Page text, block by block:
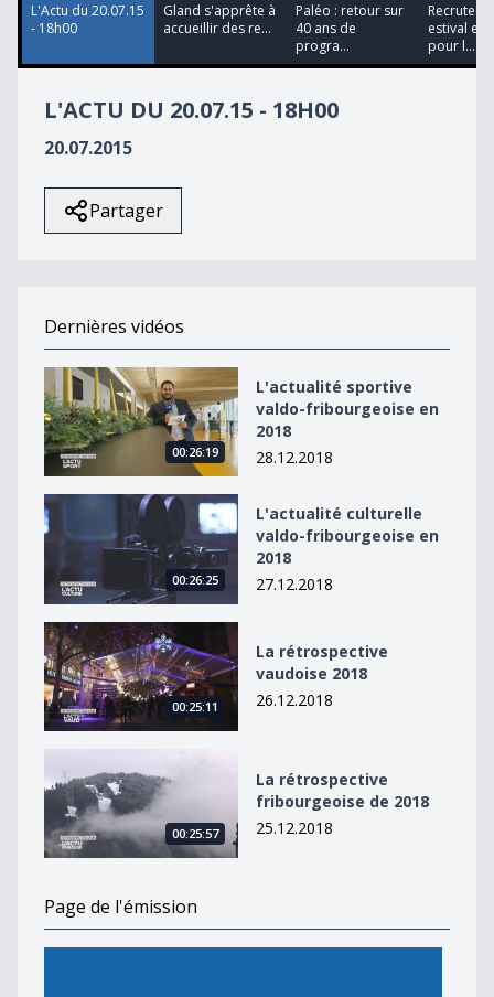
L'Actu du 20.07.15
- 18h00
Gland s'apprête à
accueillir des re...
Paléo : retour sur
40 ans de
progra...
estival
pour l...
L'ACTU DU 20.07.15 - 18H00
20.07.2015
Partager
Dernières vidéos
L&#039;actualité sportive valdo-fribourgeoise en 2018
00:26:19
L'actualité sportive
valdo-fribourgeoise en
2018
28.12.2018
L&#039;actualité culturelle valdo-fribourgeoise en
00:26:25
L'actualité culturelle
valdo-fribourgeoise en
2018
27.12.2018
La rétrospective vaudoise 2018
00:25:11
La rétrospective
vaudoise 2018
26.12.2018
00:25:57
La rétrospective
fribourgeoise de 2018
25.12.2018
Page de l'émission